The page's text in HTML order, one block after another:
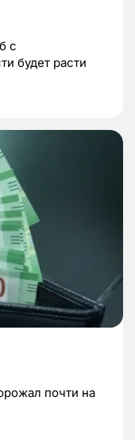
с
будет расти
почти на